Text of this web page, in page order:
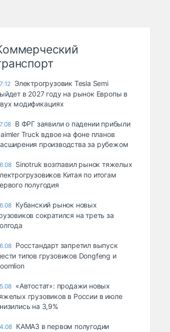
Электрогрузовик Tesla Semi
в 2027 году на рынок Европы в
модификациях
В ФРГ заявили о падении прибыли
Truck вдвое на фоне планов
производства за рубежом
Sinotruk возглавил рынок тяжелых
Китая по итогам
полугодия
Кубанский рынок новых
сократился на треть за
Росстандарт запретил выпуск
типов грузовиков Dongfeng и
«Автостат»: продажи новых
грузовиков в России в июле
на 3,9%
КАМАЗ в первом полугодии